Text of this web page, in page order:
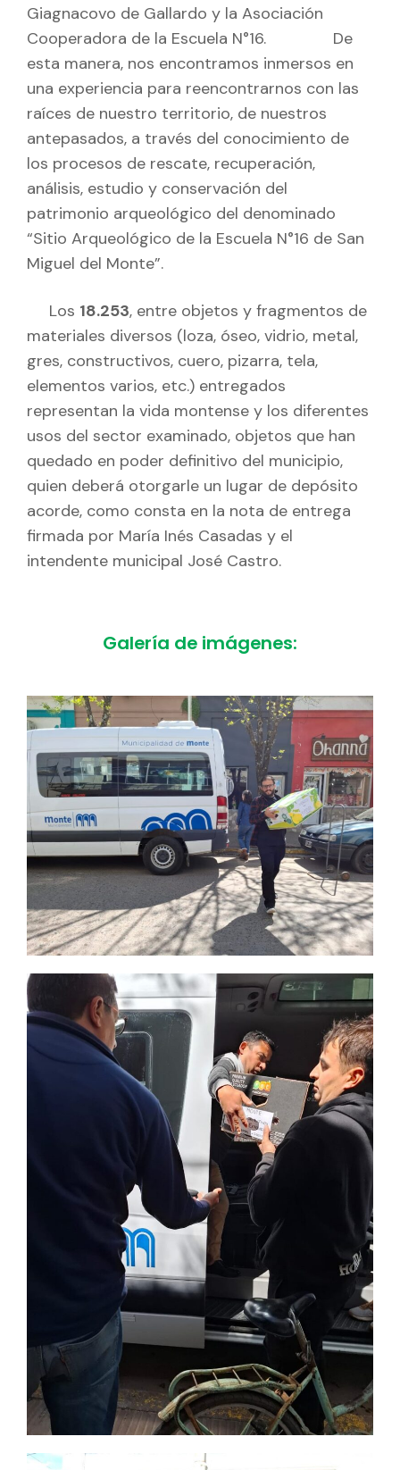
Giagnacovo de Gallardo y la Asociación
Cooperadora de la Escuela N°16. De
esta manera, nos encontramos inmersos en
una experiencia para reencontrarnos con las
raíces de nuestro territorio, de nuestros
antepasados, a través del conocimiento de
los procesos de rescate, recuperación,
análisis, estudio y conservación del
patrimonio arqueológico del denominado
“Sitio Arqueológico de la Escuela N°16 de San
Miguel del Monte”.
Los 18.253, entre objetos y fragmentos de
materiales diversos (loza, óseo, vidrio, metal,
gres, constructivos, cuero, pizarra, tela,
elementos varios, etc.) entregados
representan la vida montense y los diferentes
usos del sector examinado, objetos que han
quedado en poder definitivo del municipio,
quien deberá otorgarle un lugar de depósito
acorde, como consta en la nota de entrega
firmada por María Inés Casadas y el
intendente municipal José Castro.
Galería de imágenes: